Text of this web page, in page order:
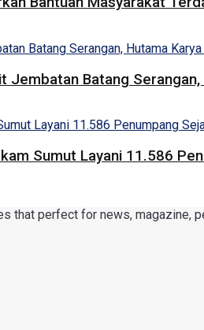
Jembatan Batang
Sumut Layani 11.586
that perfect for news, magazine,